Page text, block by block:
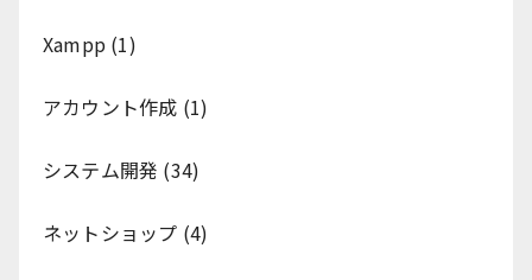
Xampp (1)
アカウント作成 (1)
システム開発 (34)
ネットショップ (4)